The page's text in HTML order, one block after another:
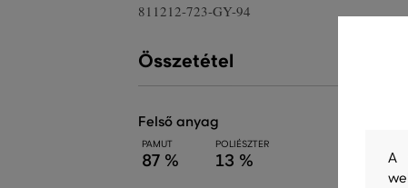
811212-723-GY-94
Összetétel
felső anyag
PAMUT
87 %
POLIÉSZTER
13 %
A